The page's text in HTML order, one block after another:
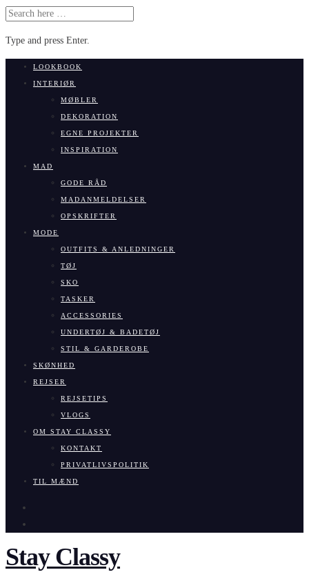
SEARCH
Type and press Enter.
LOOKBOOK
INTERIØR
MØBLER
DEKORATION
EGNE PROJEKTER
INSPIRATION
MAD
GODE RÅD
MADANMELDELSER
OPSKRIFTER
MODE
OUTFITS & ANLEDNINGER
TØJ
SKO
TASKER
ACCESSORIES
UNDERTØJ & BADETØJ
STIL & GARDEROBE
SKØNHED
REJSER
REJSETIPS
VLOGS
OM STAY CLASSY
KONTAKT
PRIVATLIVSPOLITIK
TIL MÆND
Stay Classy